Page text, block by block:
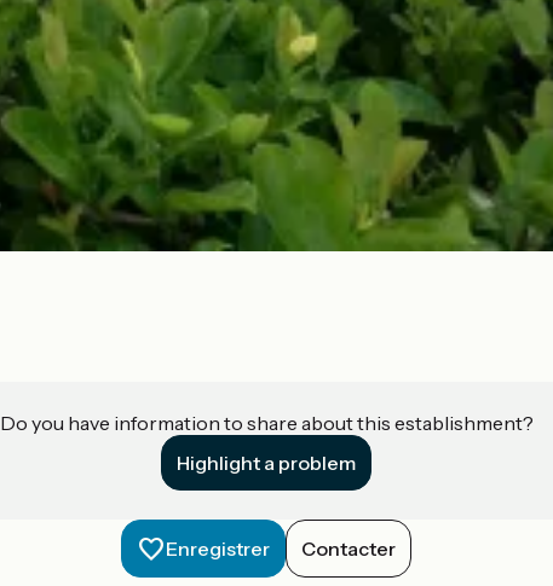
Do you have information to share about this establishment?
Highlight a problem
Enregistrer Contacter